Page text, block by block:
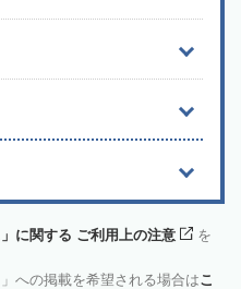
に関する ご利用上の注意
を
への掲載を希望される場合はこ